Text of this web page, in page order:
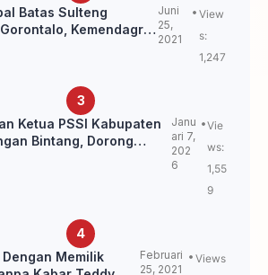
Batas Sulteng
Kemendagri:
Juni
25,
2021
View
s:
1,247
Ketua PSSI Kabupaten
Bintang, Dorong
Janu
ari 7,
202
6
Vie
ws:
1,55
9
Dengan Memilik
Februari
25, 2021
Views